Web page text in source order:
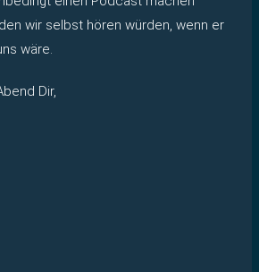
wir selbst hören würden, wenn er
wäre.
Dir,